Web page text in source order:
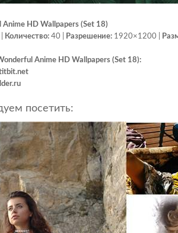
HD Wallpapers (Set 18)
Количество: 40 | Разрешение: 1920×1200 |
Anime HD Wallpapers (Set 18):
посетить: